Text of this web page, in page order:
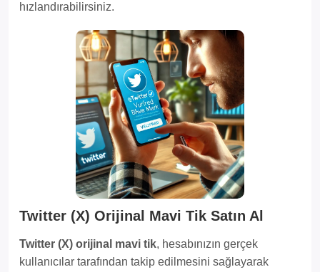
hızlandırabilirsiniz.
Twitter (X) Orijinal Mavi Tik Satın Al
Twitter (X) orijinal mavi tik, hesabınızın gerçek
kullanıcılar tarafından takip edilmesini sağlayarak